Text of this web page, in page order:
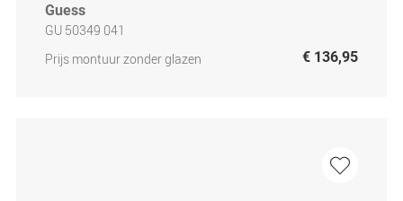
Guess
GU 50349 041
Prijs montuur zonder glazen
€ 136,95